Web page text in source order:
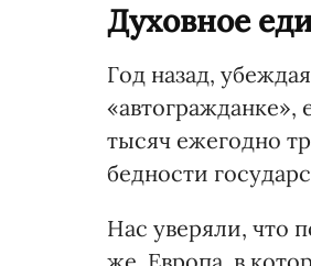
Духовное
Год назад,
«автогражданке»,
тысяч ежегодно
бедности
Нас уверяли, что